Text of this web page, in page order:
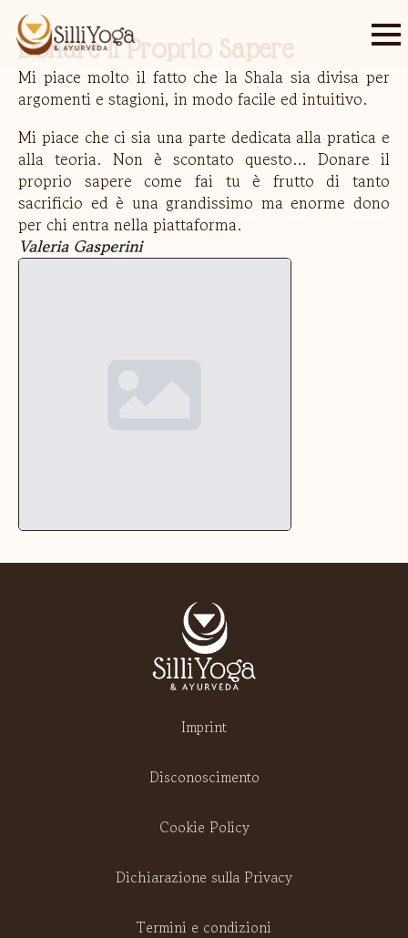
Donare Il Proprio Sapere
Mi piace molto il fatto che la Shala sia divisa per
argomenti e stagioni, in modo facile ed intuitivo.
Mi piace che ci sia una parte dedicata alla pratica e
alla teoria. Non è scontato questo… Donare il
proprio sapere come fai tu è frutto di tanto
sacrificio ed è una grandissimo ma enorme dono
per chi entra nella piattaforma.
Valeria Gasperini
Imprint
Disconoscimento
Cookie Policy
Dichiarazione sulla Privacy
Termini e condizioni